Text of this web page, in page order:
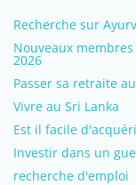
Recherche sur
Nouveaux
2026
Passer sa retraite
Vivre au Sri Lanka
Est il facile
Investir dans un
recherche d'emploi